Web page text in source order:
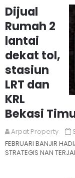
Dijual
Rumah 2
lantai
dekat tol,
stasiun
LRT dan
KRL
Bekasi
Arpat Property
FEBRUARI BANJIR
STRATEGIS NAN